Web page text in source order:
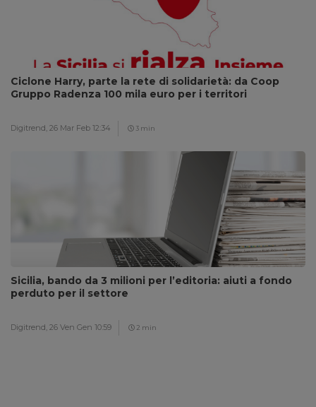
Ciclone Harry, parte la rete di solidarietà: da Coop
Gruppo Radenza 100 mila euro per i territori
Digitrend, 26 Mar Feb 12:34 3 min
Sicilia, bando da 3 milioni per l’editoria: aiuti a fondo
perduto per il settore
Digitrend, 26 Ven Gen 10:59 2 min